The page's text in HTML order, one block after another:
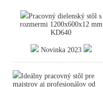
Pracovný dielenský stôl s
rozmermi 1200x600x12 mm
KD640
Novinka 2023
Ideálny pracovný stôl pre
majstrov aj profesionálov od